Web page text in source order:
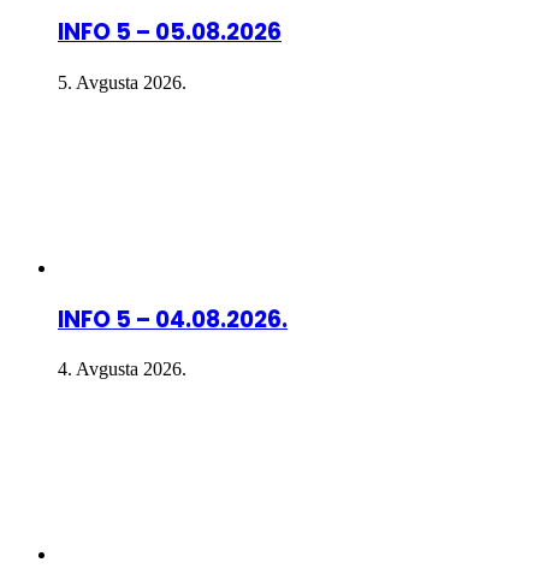
INFO 5 – 05.08.2026
5. Avgusta 2026.
INFO 5 – 04.08.2026.
4. Avgusta 2026.